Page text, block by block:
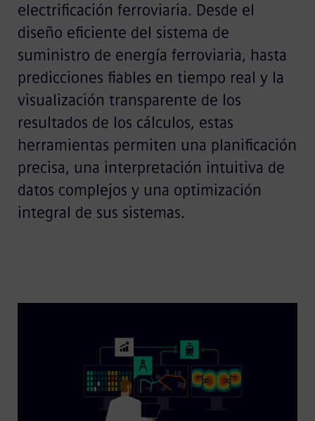
electrificación ferroviaria. Desde el
diseño eficiente del sistema de
suministro de energía ferroviaria, hasta
predicciones fiables en tiempo real y la
visualización transparente de los
resultados de los cálculos, estas
herramientas permiten una planificación
precisa, una interpretación intuitiva de
datos complejos y una optimización
integral de sus sistemas.